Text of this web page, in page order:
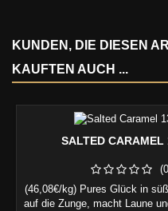
KUNDEN, DIE DIESEN
KAUFTEN AUCH ...
SALTED CARAMEL
(46,08€/kg) Pures Glück in
auf die Zunge, macht Laune